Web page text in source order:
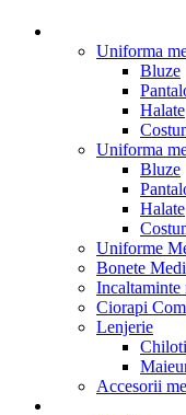
Uniforma
Bluze
Halate
Uniforma
Bluze
Halate
Uniforme
Bonete
Incaltaminte
Ciorapi
Lenjerie
Chiloti
Accesorii